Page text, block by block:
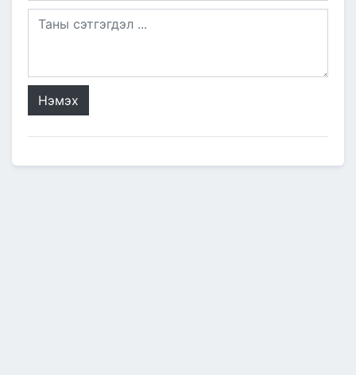
Нэмэх